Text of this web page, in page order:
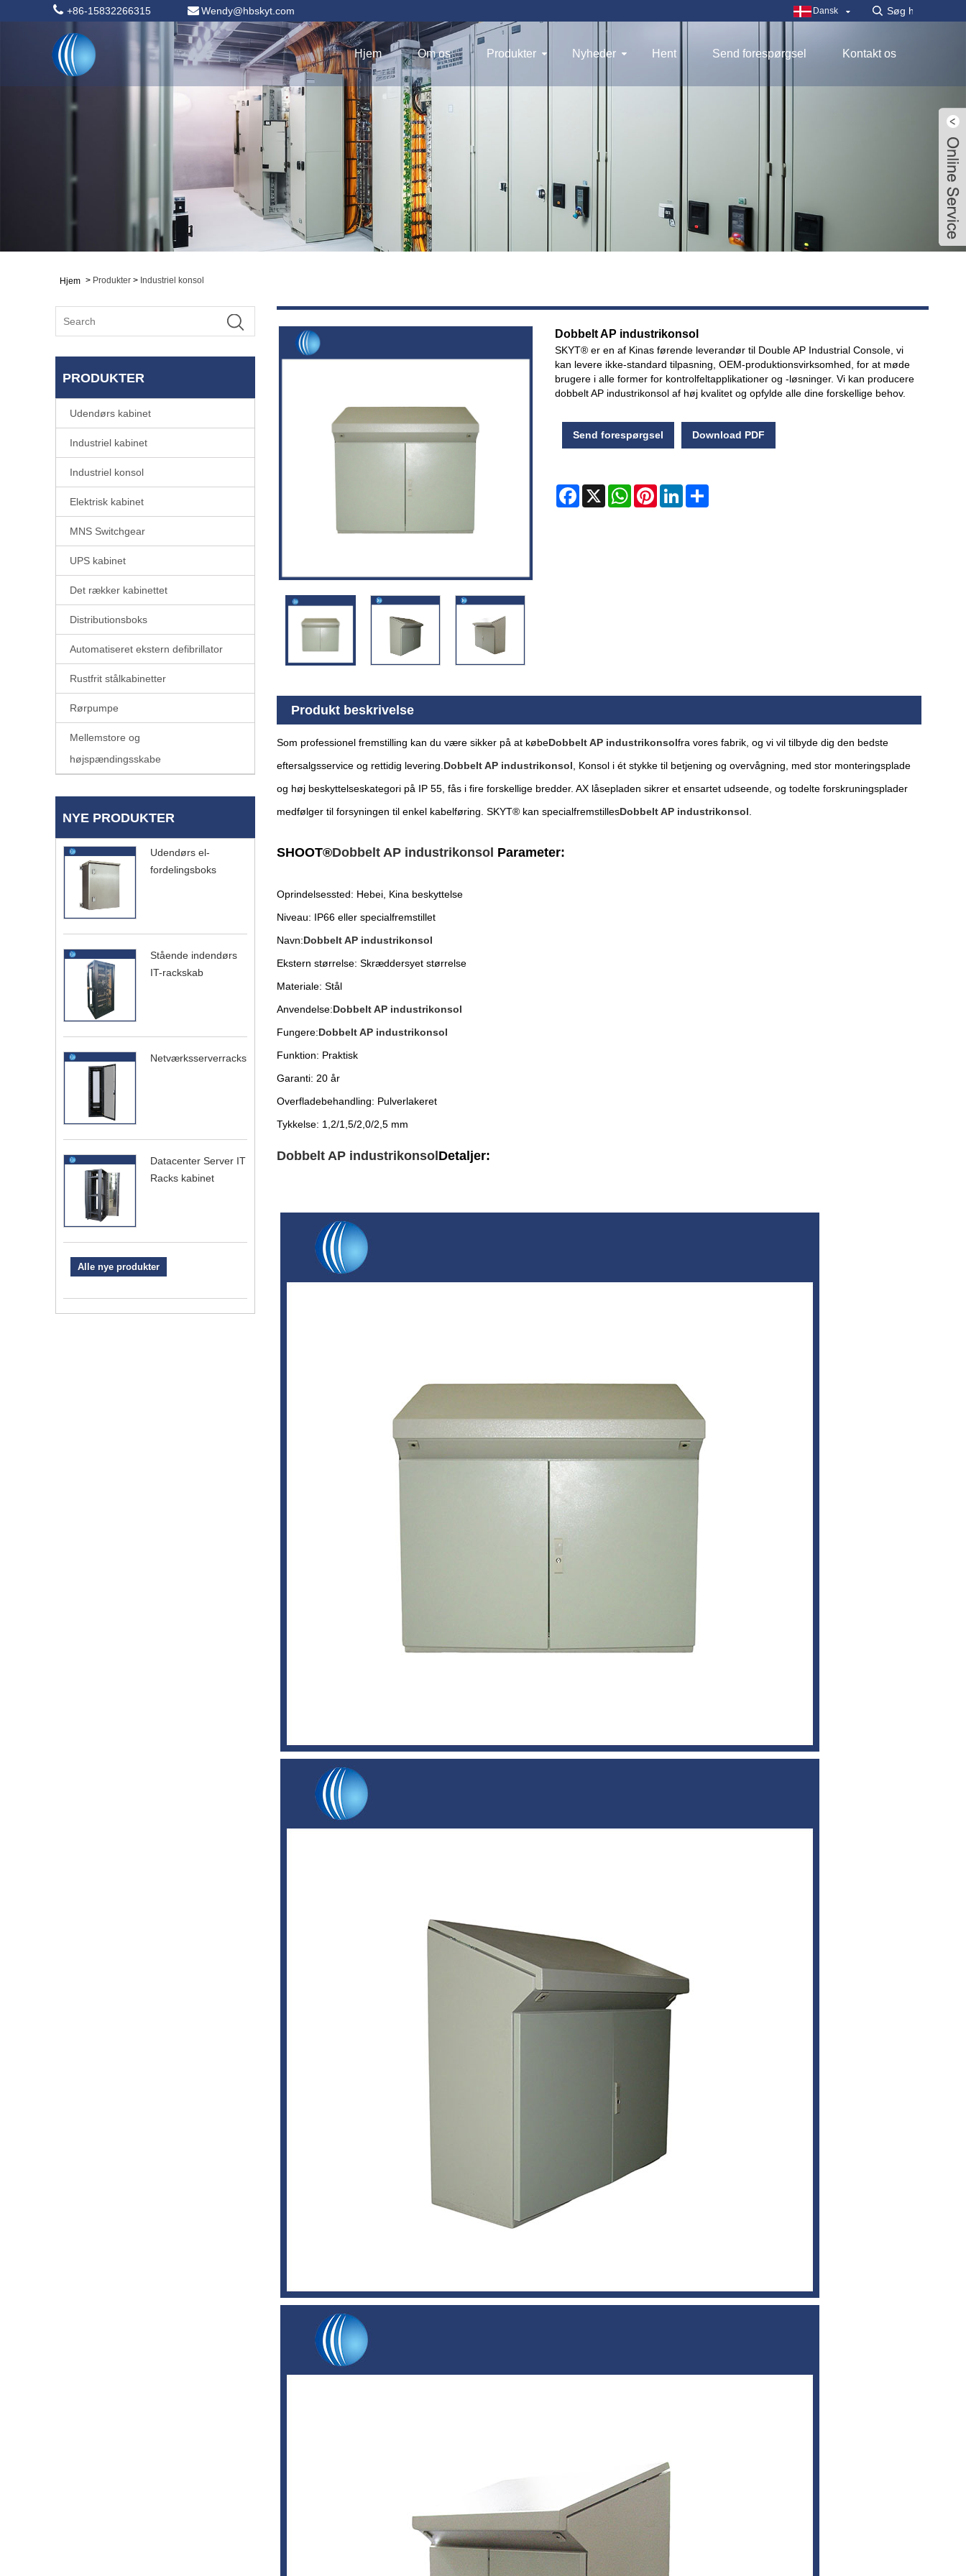
+86-15832266315 Wendy@hbskyt.com Dansk
Hjem Om os Produkter Nyheder Hent Send forespørgsel Kontakt os
Hjem > Produkter > Industriel konsol
PRODUKTER
Udendørs kabinet
Industriel kabinet
Industriel konsol
Elektrisk kabinet
MNS Switchgear
UPS kabinet
Det rækker kabinettet
Distributionsboks
Automatiseret ekstern defibrillator
Rustfrit stålkabinetter
Rørpumpe
Mellemstore og
højspændingsskabe
NYE PRODUKTER
Udendørs el-
fordelingsboks
Stående indendørs
IT-rackskab
Netværksserverrackskab
Datacenter Server IT
Racks kabinet
Alle nye produkter
Dobbelt AP industrikonsol
SKYT® er en af ​​Kinas førende leverandør til Double AP Industrial Console, vi
kan levere ikke-standard tilpasning, OEM-produktionsvirksomhed, for at møde
brugere i alle former for kontrolfeltapplikationer og -løsninger. Vi kan producere
dobbelt AP industrikonsol af høj kvalitet og opfylde alle dine forskellige behov.
Send forespørgsel Download PDF
Facebook
X WhatsAppPinterestLinkedIn
Produkt beskrivelse
Som professionel fremstilling kan du være sikker på at købeDobbelt AP industrikonsolfra vores fabrik, og vi vil tilbyde dig den bedste
eftersalgsservice og rettidig levering.Dobbelt AP industrikonsol, Konsol i ét stykke til betjening og overvågning, med stor monteringsplade
og høj beskyttelseskategori på IP 55, fås i fire forskellige bredder. AX låsepladen sikrer et ensartet udseende, og todelte forskruningsplader
medfølger til forsyningen til enkel kabelføring. SKYT® kan specialfremstillesDobbelt AP industrikonsol.
SHOOT®Dobbelt AP industrikonsol Parameter:
Oprindelsessted: Hebei, Kina beskyttelse
Niveau: IP66 eller specialfremstillet
Navn:Dobbelt AP industrikonsol
Ekstern størrelse: Skræddersyet størrelse
Materiale: Stål
Anvendelse:Dobbelt AP industrikonsol
Fungere:Dobbelt AP industrikonsol
Funktion: Praktisk
Garanti: 20 år
Overfladebehandling: Pulverlakeret
Tykkelse: 1,2/1,5/2,0/2,5 mm
Dobbelt AP industrikonsol Detaljer: